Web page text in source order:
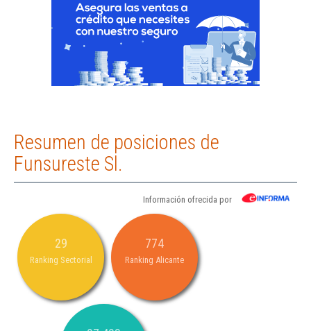
Resumen de posiciones de
Funsureste Sl.
Información ofrecida por
29
Ranking Sectorial
774
Ranking Alicante